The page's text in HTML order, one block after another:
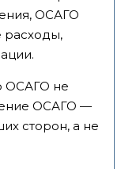
ОСАГО
расходы,
ОСАГО не
ОСАГО —
сторон, а не